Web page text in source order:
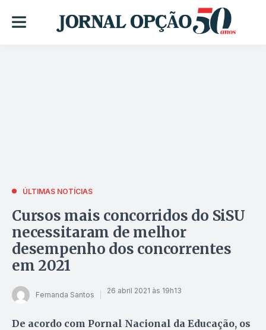
ÚLTIMAS NOTÍCIAS
Cursos mais concorridos do SiSU
necessitaram de melhor
desempenho dos concorrentes
em 2021
Fernanda Santos 26 abril 2021 às 19h13
De acordo com Pornal Nacional da Educação, os